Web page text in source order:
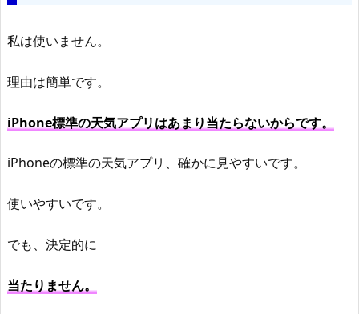
私は使いません。
理由は簡単です。
iPhone標準の天気アプリはあまり当たらないからです。
iPhoneの標準の天気アプリ、確かに見やすいです。
使いやすいです。
でも、決定的に
当たりません。